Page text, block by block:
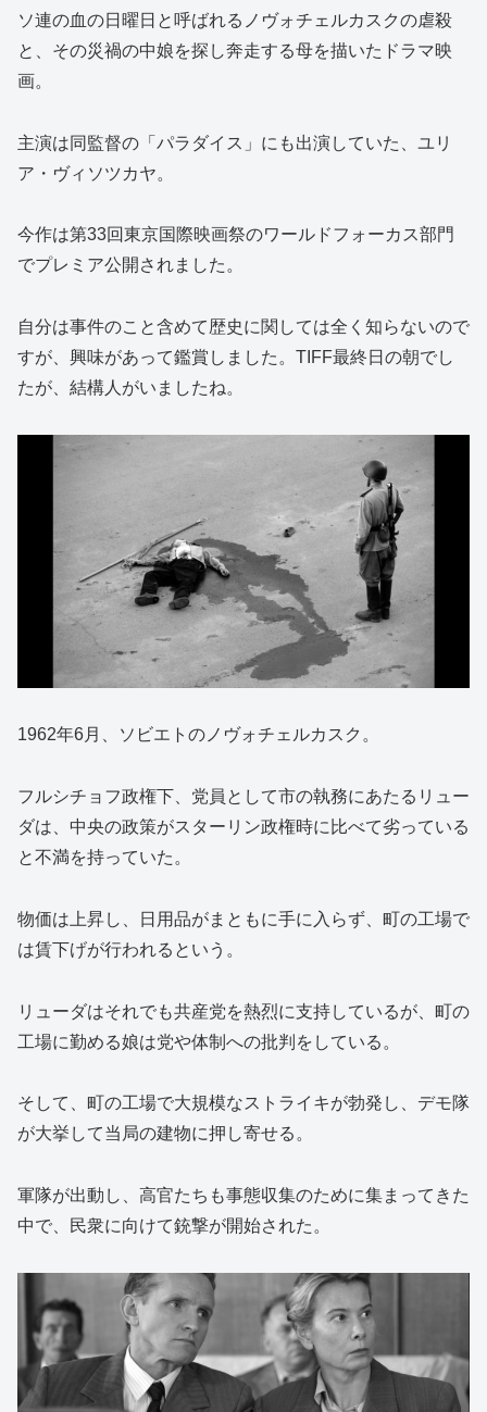
ソ連の血の日曜日と呼ばれるノヴォチェルカスクの虐殺
と、その災禍の中娘を探し奔走する母を描いたドラマ映
画。
主演は同監督の「パラダイス」にも出演していた、ユリ
ア・ヴィソツカヤ。
今作は第33回東京国際映画祭のワールドフォーカス部門
でプレミア公開されました。
自分は事件のこと含めて歴史に関しては全く知らないので
すが、興味があって鑑賞しました。TIFF最終日の朝でし
たが、結構人がいましたね。
1962年6月、ソビエトのノヴォチェルカスク。
フルシチョフ政権下、党員として市の執務にあたるリュー
ダは、中央の政策がスターリン政権時に比べて劣っている
と不満を持っていた。
物価は上昇し、日用品がまともに手に入らず、町の工場で
は賃下げが行われるという。
リューダはそれでも共産党を熱烈に支持しているが、町の
工場に勤める娘は党や体制への批判をしている。
そして、町の工場で大規模なストライキが勃発し、デモ隊
が大挙して当局の建物に押し寄せる。
軍隊が出動し、高官たちも事態収集のために集まってきた
中で、民衆に向けて銃撃が開始された。